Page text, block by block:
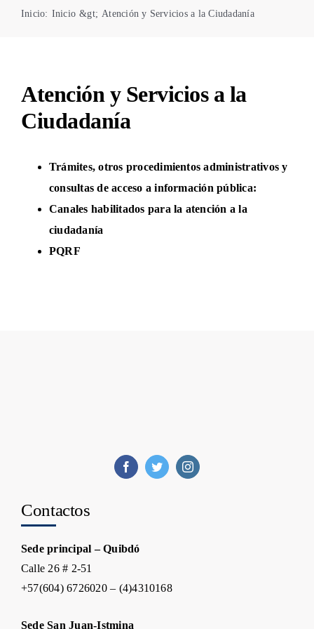
Inicio: Inicio &gt; Atención y Servicios a la Ciudadanía
Atención y Servicios a la
Ciudadanía
Trámites, otros procedimientos administrativos y
consultas de acceso a información pública:
Canales habilitados para la atención a la
ciudadanía
PQRF
Contactos
Sede principal – Quibdó
Calle 26 # 2-51
+57(604) 6726020 – (4)4310168
Sede San Juan-Istmina